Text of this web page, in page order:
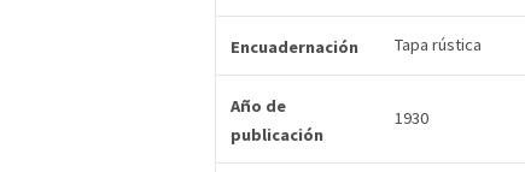
Encuadernación Tapa rústica
Año de
publicación
1930